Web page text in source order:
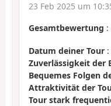
23 Feb 2025 um
Gesamtbewertung :
Datum deiner Tour
Zuverlässigkeit der
Bequemes Folgen
Attraktivität der
Tour stark